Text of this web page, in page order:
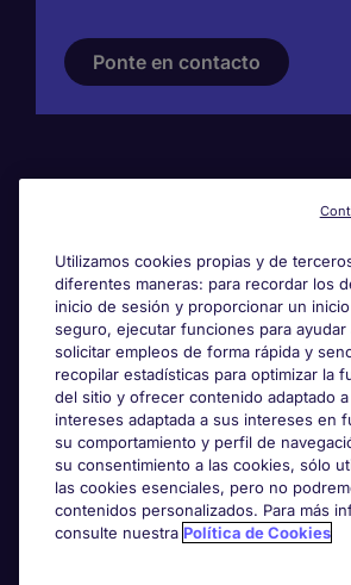
Ponte en contacto
Información útil
Búsqueda de empleo
Empresas
Sobre Michael Page
Utilizamos cookies propias y de
diferentes maneras: para recordar los
inicio de sesión y proporcionar un
seguro, ejecutar funciones para ayudar
solicitar empleos de forma rápida y
recopilar estadísticas para optimizar la
del sitio y ofrecer contenido adaptado
intereses adaptada a sus intereses en
su comportamiento y perfil de
su consentimiento a las cookies, sólo
las cookies esenciales, pero no
contenidos personalizados. Para más
consulte nuestra Política de Cookies